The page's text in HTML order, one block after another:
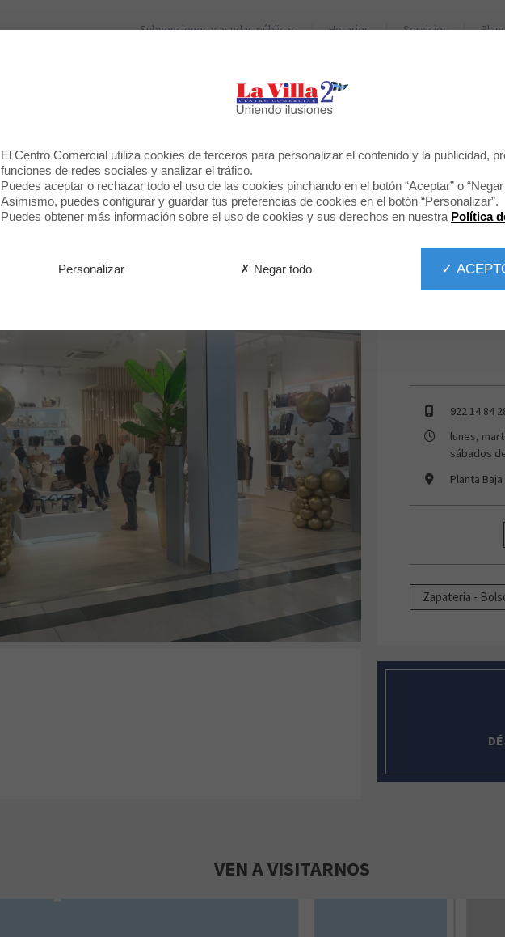
Subvenciones y ayudas públicas Horarios Servicios
TROEN
Troen
922 14 84
lunes,
sábados
Planta Baja
Zapatería -
VEN A VISITARNOS
El Centro Comercial utiliza cookies de terceros para personalizar el contenido y la publicidad,
funciones de redes sociales y analizar el tráfico.
Puedes aceptar o rechazar todo el uso de las cookies pinchando en el botón “Aceptar” o “Negar
Asimismo, puedes configurar y guardar tus preferencias de cookies en el botón “Personalizar”.
Puedes obtener más información sobre el uso de cookies y sus derechos en nuestra Política
✓
✗ Negar todo
Personalizar